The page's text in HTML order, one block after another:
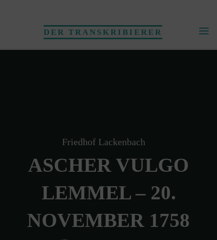
DER TRANSKRIBIERER
Friedhof Lackenbach
ASCHER VULGO
LEMMEL – 20.
NOVEMBER 1758